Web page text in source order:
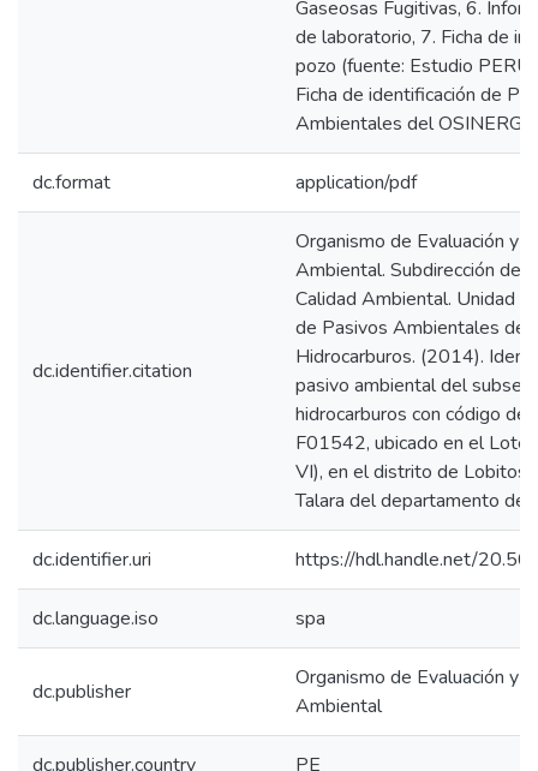
Gaseosas Fugitivas, 6.
de laboratorio, 7. Ficha de
pozo (fuente: Estudio
Ficha de identificación de
Ambientales del
dc.format application/pdf
dc.identifier.citation
Organismo de Evaluación y
Ambiental. Subdirección de
Calidad Ambiental. Unidad
de Pasivos Ambientales del
Hidrocarburos. (2014).
pasivo ambiental del
hidrocarburos con código de
F01542, ubicado en el Lote
VI), en el distrito de Lobitos
Talara del departamento de
dc.identifier.uri https://hdl.handle.net/
dc.language.iso spa
dc.publisher
Organismo de Evaluación y
Ambiental
dc.publisher.country PE